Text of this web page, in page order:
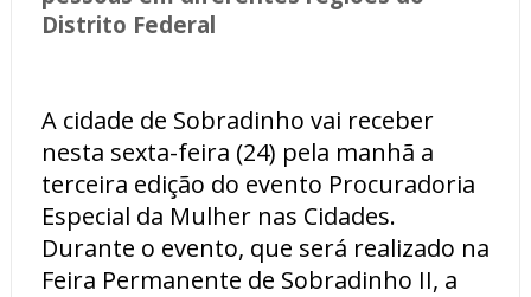
Distrito Federal
A cidade de Sobradinho vai receber
nesta sexta-feira (24) pela manhã a
terceira edição do evento Procuradoria
Especial da Mulher nas Cidades.
Durante o evento, que será realizado na
Feira Permanente de Sobradinho II, a